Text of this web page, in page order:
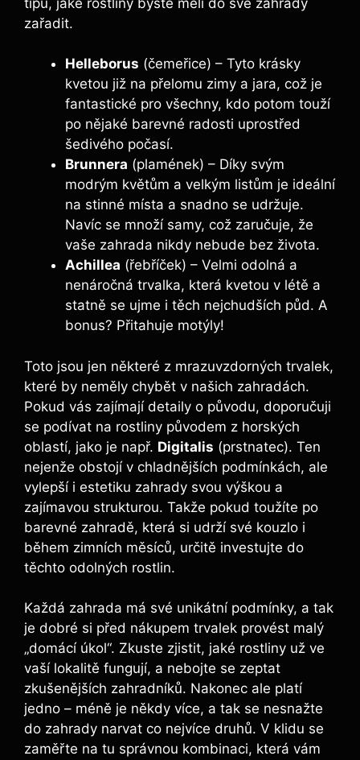
zařadit.
Helleborus (čemeřice) – Tyto krásky
kvetou již na přelomu zimy a jara, což je
fantastické pro všechny, kdo potom touží
po nějaké barevné radosti uprostřed
šedivého počasí.
Brunnera (plamének) – Díky svým
modrým květům a velkým listům je ideální
na stinné místa a snadno se udržuje.
Navíc se množí samy, což zaručuje, že
vaše zahrada nikdy nebude bez života.
Achillea (řebříček) – Velmi odolná a
nenáročná trvalka, která kvetou v létě a
statně se ujme i těch nejchudších půd. A
bonus? Přitahuje motýly!
Toto jsou jen některé z mrazuvzdorných trvalek,
které by neměly chybět v našich zahradách.
Pokud vás zajímají detaily o původu, doporučuji
se podívat na rostliny původem z horských
oblastí, jako je např. Digitalis (prstnatec). Ten
nejenže obstojí v chladnějších podmínkách, ale
vylepší i estetiku zahrady svou výškou a
zajímavou strukturou. Takže pokud toužíte po
barevné zahradě, která si udrží své kouzlo i
během zimních měsíců, určitě investujte do
těchto odolných rostlin.
Každá zahrada má své unikátní podmínky, a tak
je dobré si před nákupem trvalek provést malý
„domácí úkol“. Zkuste zjistit, jaké rostliny už ve
vaší lokalitě fungují, a nebojte se zeptat
zkušenějších zahradníků. Nakonec ale platí
jedno – méně je někdy více, a tak se nesnažte
do zahrady narvat co nejvíce druhů. V klidu se
zaměřte na tu správnou kombinaci, která vám